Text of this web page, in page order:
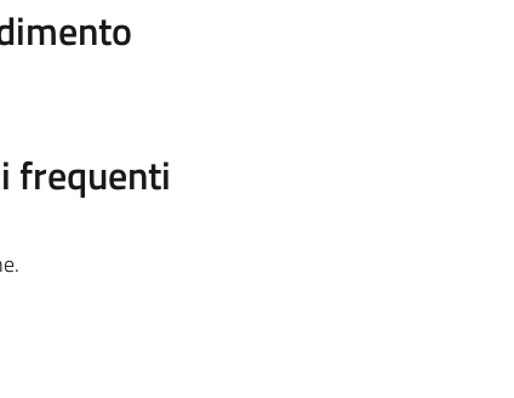
frequenti